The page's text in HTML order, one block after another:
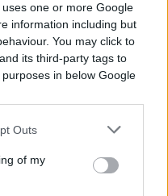
one or more Google
information including but
You may click to
its third-party tags to
in below Google
Outs
of my
una forma di quel
liberale che in
oggetto di
pun­tualmente
dalla Corona.
elementi di
e a più radicali
mesi seguenti e con